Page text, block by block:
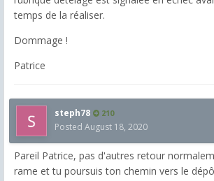
temps de la réaliser.
Dommage !
Patrice
steph78 210
Posted August 18, 2020
Pareil Patrice, pas d'autres retour
rame et tu poursuis ton chemin vers le